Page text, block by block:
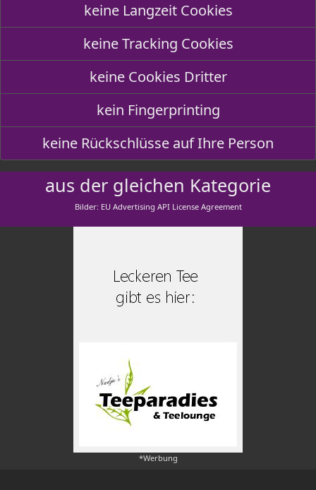
keine Langzeit Cookies
keine Tracking Cookies
keine Cookies Dritter
kein Fingerprinting
keine Rückschlüsse auf Ihre Person
aus der gleichen Kategorie
Bilder: EU Advertising API License Agreement
*Werbung